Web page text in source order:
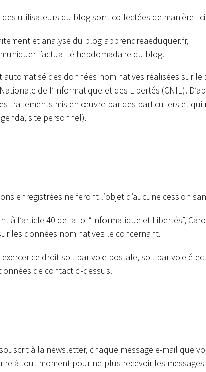
des utilisateurs du blog sont collectées de manière
et analyse du blog apprendreaeduquer.fr,
l’actualité hebdomadaire du blog.
automatisé des données nominatives réalisées sur
de l’Informatique et des Libertés (CNIL).
traitements mis en œuvre par des particuliers et
site personnel).
enregistrées ne feront l’objet d’aucune cession
à l’article 40 de la loi “Informatique et Libertés”,
les données nominatives le concernant.
ce droit soit par voie postale, soit par voie
de contact ci-dessus.
à la newsletter, chaque message e-mail que
à tout moment pour ne plus recevoir les